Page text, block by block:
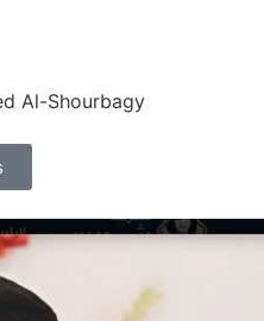
Al-Shourbagy